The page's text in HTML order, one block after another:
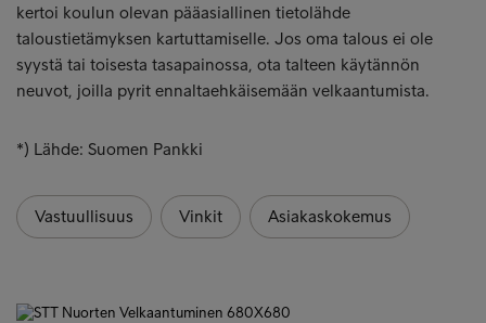
kertoi koulun olevan pääasiallinen tietolähde
taloustietämyksen kartuttamiselle. Jos oma talous ei ole
syystä tai toisesta tasapainossa, ota talteen käytännön
neuvot, joilla pyrit ennaltaehkäisemään velkaantumista.
*) Lähde: Suomen Pankki
Vastuullisuus Vinkit Asiakaskokemus